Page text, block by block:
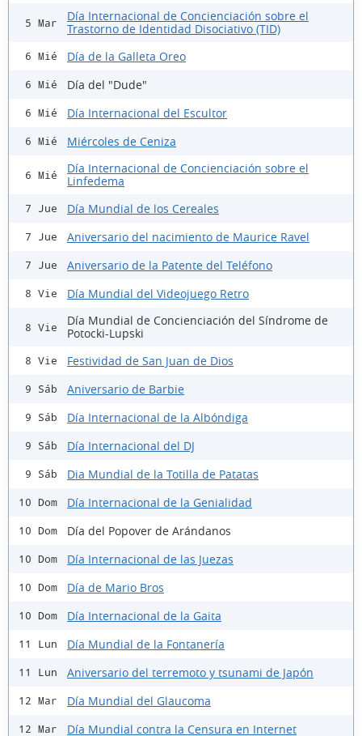
5 Mar
Día Internacional de Concienciación sobre el
Trastorno de Identidad Disociativo (TID)
6 Mié Día de la Galleta Oreo
6 Mié Día del "Dude"
6 Mié Día Internacional del Escultor
6 Mié Miércoles de Ceniza
6 Mié
Día Internacional de Concienciación sobre el
Linfedema
7 Jue Día Mundial de los Cereales
7 Jue Aniversario del nacimiento de Maurice Ravel
7 Jue Aniversario de la Patente del Teléfono
8 Vie Día Mundial del Videojuego Retro
8 Vie
Día Mundial de Concienciación del Síndrome de
Potocki-Lupski
8 Vie Festividad de San Juan de Dios
9 Sáb Aniversario de Barbie
9 Sáb Día Internacional de la Albóndiga
9 Sáb Día Internacional del DJ
9 Sáb Dia Mundial de la Totilla de Patatas
10 Dom Día Internacional de la Genialidad
10 Dom Día del Popover de Arándanos
10 Dom Día Internacional de las Juezas
10 Dom Día de Mario Bros
10 Dom Día Internacional de la Gaita
11 Lun Día Mundial de la Fontanería
11 Lun Aniversario del terremoto y tsunami de Japón
12 Mar Día Mundial del Glaucoma
12 Mar Día Mundial contra la Censura en Internet